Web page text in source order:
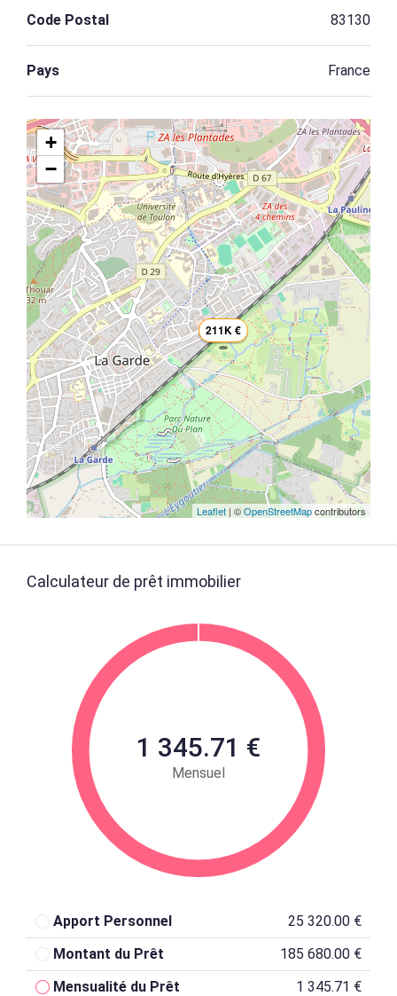
Code Postal 83130
Pays France
211K €
+
−
Leaflet | ©OpenStreetMapcontributors
Calculateur de prêt immobilier
1 345.71 €
Mensuel
Apport Personnel
25 320.00 €
Montant du Prêt
185 680.00 €
Mensualité du Prêt
1 345.71 €